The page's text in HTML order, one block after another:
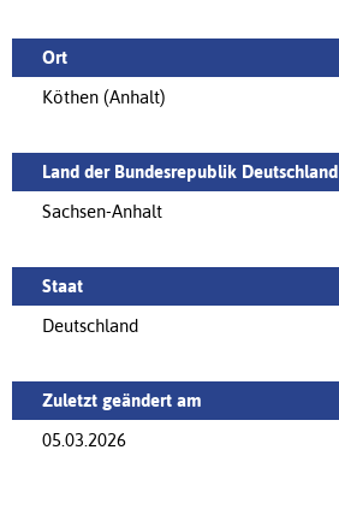
Ort
Köthen (Anhalt)
Land der Bundesrepublik Deutschland
Sachsen-Anhalt
Staat
Deutschland
Zuletzt geändert am
05.03.2026